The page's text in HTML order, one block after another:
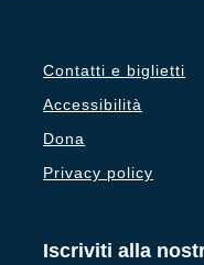
Contatti e biglietti
Accessibilità
Dona
Privacy policy
Iscriviti alla